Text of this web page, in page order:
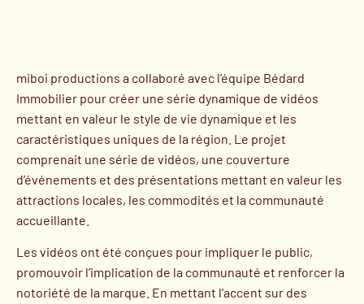
miboi productions a collaboré avec l’équipe Bédard
Immobilier pour créer une série dynamique de vidéos
mettant en valeur le style de vie dynamique et les
caractéristiques uniques de la région. Le projet
comprenait une série de vidéos, une couverture
d’événements et des présentations mettant en valeur les
attractions locales, les commodités et la communauté
accueillante.
Les vidéos ont été conçues pour impliquer le public,
promouvoir l’implication de la communauté et renforcer la
notoriété de la marque. En mettant l’accent sur des